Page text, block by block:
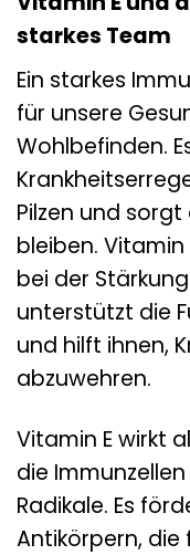
starkes Team
Ein starkes
für unsere
Wohlbefinden.
Pilzen und
bleiben. Vitamin
bei der
unterstützt die
und hilft ihnen,
abzuwehren.
Vitamin E wirkt
die
Radikale. Es
Antikörpern, die